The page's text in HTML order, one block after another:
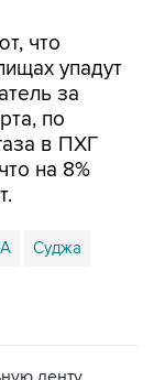
что
упадут
за
по
в ПХГ
на 8%
Суджа